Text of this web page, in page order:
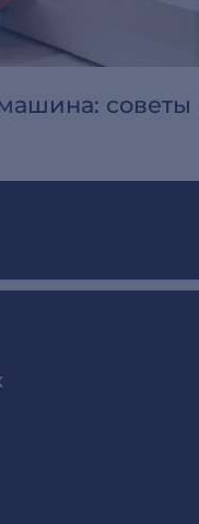
советы